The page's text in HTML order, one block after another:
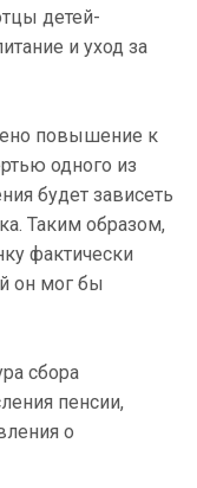
детей-
и уход за
повышение к
одного из
будет зависеть
Таким образом,
фактически
он мог бы
сбора
пенсии,
о